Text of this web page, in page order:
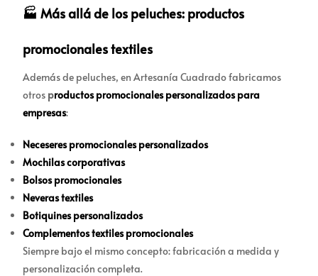
🏭 Más allá de los peluches: productos
promocionales textiles
Además de peluches, en Artesanía Cuadrado fabricamos
otros productos promocionales personalizados para
empresas:
Neceseres promocionales personalizados
Mochilas corporativas
Bolsos promocionales
Neveras textiles
Botiquines personalizados
Complementos textiles promocionales
Siempre bajo el mismo concepto: fabricación a medida y
personalización completa.